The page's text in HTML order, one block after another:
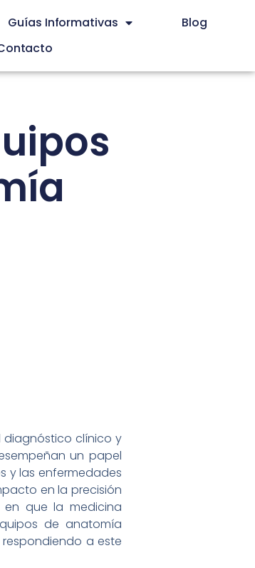
Guías Informativas
Blog
diagnóstico clínico y
un papel
y las enfermedades
en la precisión
que la medicina
de anatomía
a este